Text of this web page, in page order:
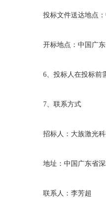
投标文件送达地点
开标地点：中国广
6、投标人在投标前
7、联系方式
招标人：大族激光
地址：中国广东省
联系人：李芳超